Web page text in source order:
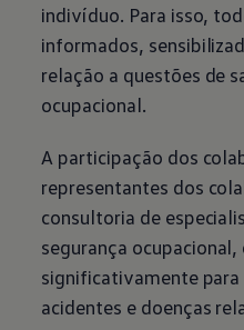
indivíduo. Para isso,
informados,
relação a questões de
ocupacional.
A participação dos
representantes dos
consultoria de
segurança
significativamente
acidentes e doenças